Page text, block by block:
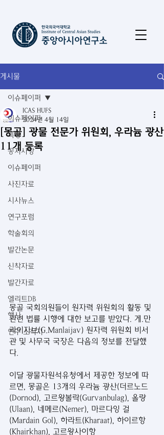
게시물
이슈페이퍼
특강
공지사항
이슈페이퍼
사진자료
시사뉴스
연구포럼
학술회의
발간논문
신착자료
발간자료
엘리트DB
행사
연구 소식지
이슈페이퍼
[몽골] 광물 전문가 위원회, 우라늄 광산
11개 등록
ICAS HUFS
2024년 4월 14일
몽골 국회의원들이 원자력 위원회의 활동 및
관련 법률 시행에 대한 보고를 받았다. 게.만
라이자브(G.Manlaijav) 원자력 위원회 비서
관 및 사무국 국장은 다음의 정보를 전달했
다.
이달 광물자원석유청에서 제공한 정보에 따
르면, 몽골은 13개의 우라늄 광산(더르노드
(Dornod), 고르왕볼락(Gurvanbulag), 올랑
(Ulaan), 네메르(Nemer), 마르다잉 걸
(Mardain Gol), 하라트(Kharaat), 하이르항
(Khairkhan), 고르왕사이항